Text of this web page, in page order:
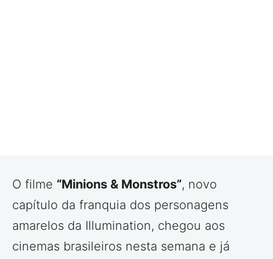
O filme “Minions & Monstros”, novo
capítulo da franquia dos personagens
amarelos da Illumination, chegou aos
cinemas brasileiros nesta semana e já